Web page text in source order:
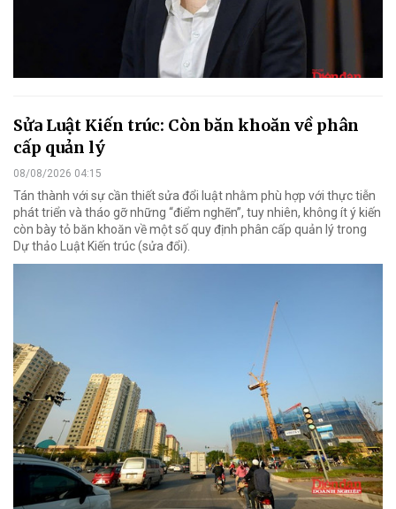
Sửa Luật Kiến trúc: Còn băn khoăn về phân
cấp quản lý
08/08/2026 04:15
Tán thành với sự cần thiết sửa đổi luật nhằm phù hợp với thực tiễn
phát triển và tháo gỡ những “điểm nghẽn”, tuy nhiên, không ít ý kiến
còn bày tỏ băn khoăn về một số quy định phân cấp quản lý trong
Dự thảo Luật Kiến trúc (sửa đổi).